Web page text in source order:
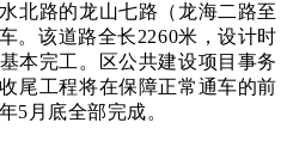
北路的龙山七路（龙海二路至
。该道路全长2260米，设计时
本完工。区公共建设项目事务
尾工程将在保障正常通车的前
5月底全部完成。